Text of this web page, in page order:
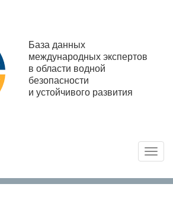
База данных
международных экспертов
в области водной
безопасности
и устойчивого развития